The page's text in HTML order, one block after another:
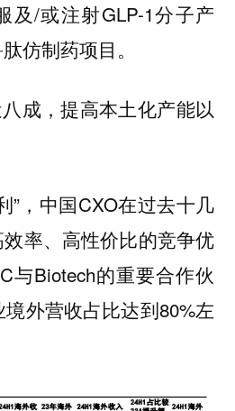
及/或注射GLP-1分子产
仿制药项目。
成，提高本土化产能以
”，中国CXO在过去十几
率、高性价比的竞争优
与Biotech的重要合作伙
外营收占比达到80%左